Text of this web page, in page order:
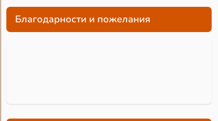
Благодарности и пожелания